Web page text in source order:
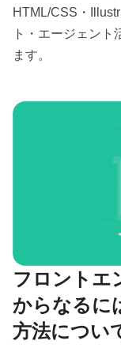
HTML/CSS・
ト・エージェン
ます。
フロントエ
からなるに
方法につい